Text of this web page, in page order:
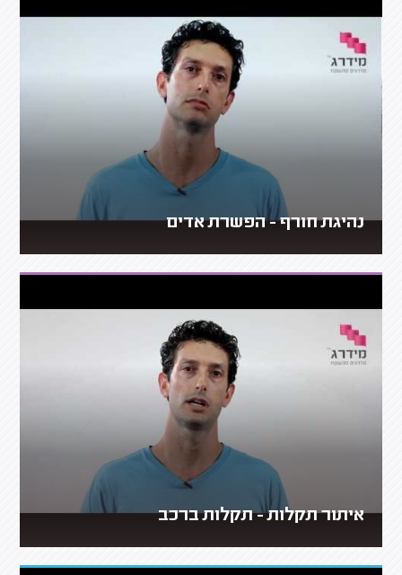
נהיגת חורף - הפשרת אדים
איתור תקלות - תקלות ברכב